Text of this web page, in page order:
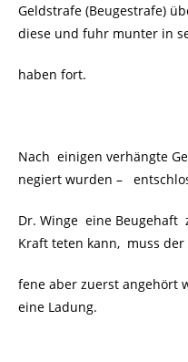
Geldstrafe (Beugestrafe)
diese und fuhr munter in
haben fort.
Nach einigen verhängte
negiert wurden –
Dr. Winge eine Beugehaft
Kraft teten kann, muss
fene aber zuerst angehört
eine Ladung.